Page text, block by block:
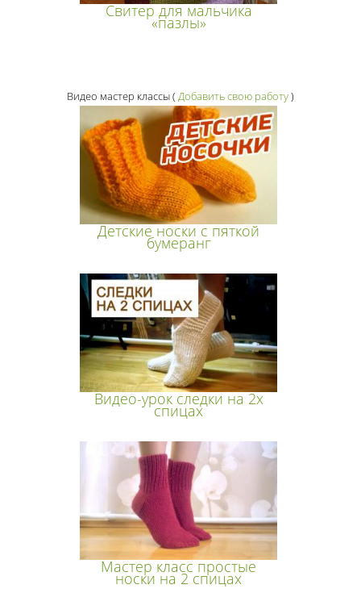
Свитер для мальчика
«пазлы»
Видео мастер классы( Добавить свою работу)
Детские носки с пяткой
бумеранг
Видео-урок следки на 2х
спицах
Мастер класс простые
носки на 2 спицах